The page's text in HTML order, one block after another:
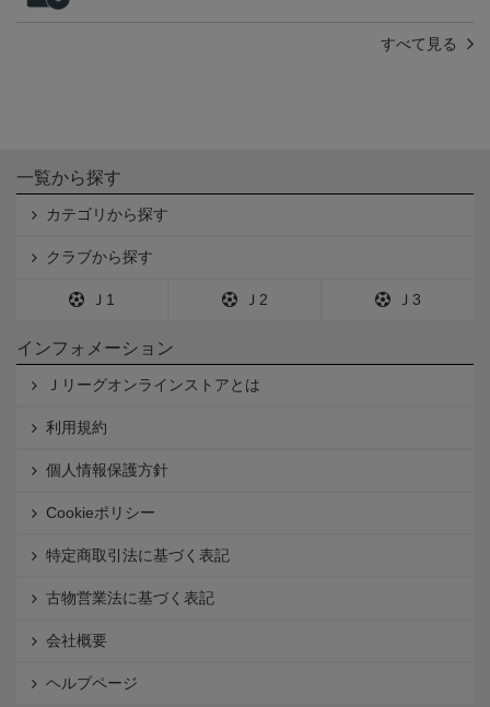
すべて見る
一覧から探す
カテゴリから探す
クラブから探す
Ｊ1 Ｊ2 Ｊ3
インフォメーション
Ｊリーグオンラインストアとは
利用規約
個人情報保護方針
Cookieポリシー
特定商取引法に基づく表記
古物営業法に基づく表記
会社概要
ヘルプページ